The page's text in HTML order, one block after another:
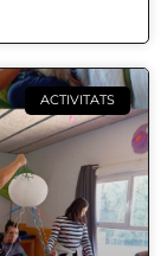
ACTIVITATS